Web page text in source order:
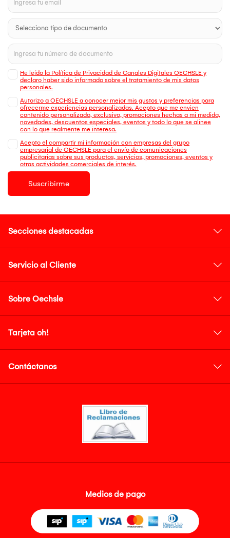
He leído la Política de Privacidad de Canales Digitales OECHSLE y
declaro haber sido informado sobre el tratamiento de mis datos
personales.
Autorizo a OECHSLE a conocer mejor mis gustos y preferencias para
ofrecerme experiencias personalizadas. Acepto que me envien
contenido personalizado, exclusivo, promociones hechas a mi medida,
novedades, descuentos especiales, eventos y todo lo que se alinee
con lo que realmente me interesa.
Acepto el compartir mi información con empresas del grupo
empresarial de OECHSLE para el envío de comunicaciones
publicitarias sobre sus productos, servicios, promociones, eventos y
otras actividades comerciales de interés.
Suscribirme
Secciones destacadas
Servicio al Cliente
Sobre Oechsle
Tarjeta oh!
Contáctanos
Medios de pago